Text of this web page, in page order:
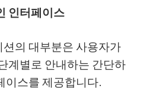
인터페이스
의 대부분은 사용자가
계별로 안내하는 간단하
이스를 제공합니다.